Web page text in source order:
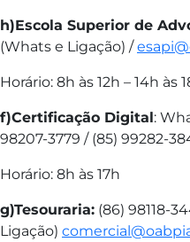
h)Escola Superior de
(Whats e Ligação) /
Horário: 8h às 12h – 14h às
f)Certificação Digital:
98207-3779 / (85) 99282-
Horário: 8h às 17h
g)Tesouraria: (86) 98118-
Ligação)